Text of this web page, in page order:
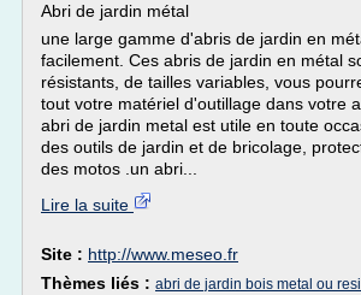
Abri de jardin métal
une large gamme d'abris de jardin en
facilement. Ces abris de jardin en métal
résistants, de tailles variables, vous
tout votre matériel d'outillage dans votre
abri de jardin metal est utile en toute
des outils de jardin et de bricolage,
des motos .un abri...
Lire la suite
Site : http://www.meseo.fr
Thèmes liés : abri de jardin bois metal ou